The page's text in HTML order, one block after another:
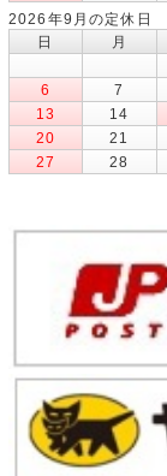
2026年9月の定休日
日
月
6
7
13
14
20
21
27
28